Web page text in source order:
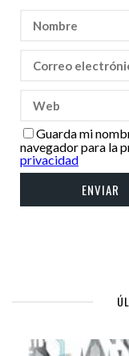
Guarda mi
navegador para la
privacidad